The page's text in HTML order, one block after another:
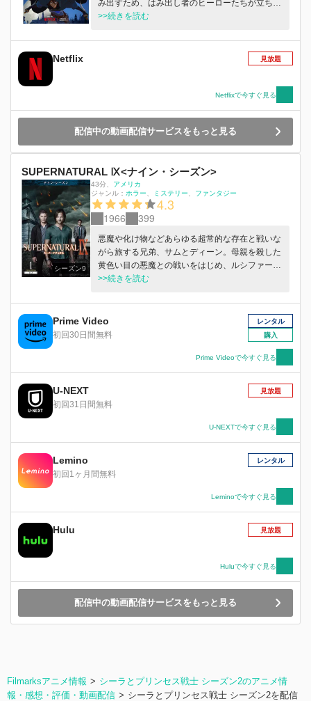
み出すため、はみ出し者のヒーローたちが立ち上
がる。原作は、BioWareの大人気ゲームシリー
>>続きを読む
Netflix 見放題
Netflixで今すぐ見る
配信中の動画配信サービスをもっと見る
SUPERNATURAL Ⅸ<ナイン・シーズン>
シーズン9
43分
アメリカ
ジャンル： ホラー ミステリー ファンタジー
4.3
1966 399
悪魔や化け物などあらゆる超常的な存在と戦いな
がら旅する兄弟、サムとディーン。母親を殺した
黄色い目の悪魔との戦いをはじめ、ルシファーや
リバイアサンなどとの死闘を繰り広げてきた。
ごとにまた新たな敵が生まれると知った彼らは、
では神の書記が記した、地獄の扉を永遠に閉じる
ための試練に挑んだ。 そして地獄の王や天使た
ち、神の書記との争いに巻き込まれてしまう。
他の天使たちと共に天界を追放された守護天使カ
スティエルを連れて、 サムとディーンはスーパ
ーナチュラルの世界の秩序を取り戻す新たな旅に
>>続きを読む
Prime Video
初回30日間無料
レンタル
購入
Prime Videoで今すぐ見る
U-NEXT
初回31日間無料
見放題
U-NEXTで今すぐ見る
Lemino
初回1ヶ月間無料
レンタル
Leminoで今すぐ見る
Hulu 見放題
Huluで今すぐ見る
配信中の動画配信サービスをもっと見る
Filmarksアニメ情報
シーラとプリンセス戦士 シーズン2のアニメ情
報・感想・評価・動画配信
シーラとプリンセス戦士 シーズン2を配信